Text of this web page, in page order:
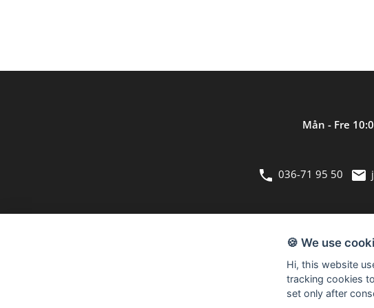
Mån - Fre
036-71 95 50
Bergmans Möbler är en fullsortimentsbutik inom möbler och heminredning.
🍪 We use
Hi, this website
tracking cookies
set only after